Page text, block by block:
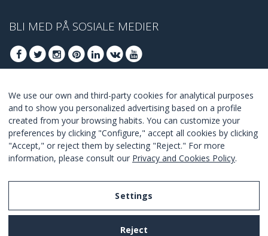
BLI MED PÅ SOSIALE MEDIER
BLI MED FOR Å FÅ VÅRE BESTE TILBUDENE
ABONNER
I Agree with the terms and conditions
We use our own and third-party cookies for analytical purposes
and to show you personalized advertising based on a profile
created from your browsing habits. You can customize your
preferences by clicking "Configure," accept all cookies by clicking
"Accept," or reject them by selecting "Reject." For more
information, please consult our Privacy and Cookies Policy.
Settings
Reject
Legal Notice
Privacy and Cookies Policy